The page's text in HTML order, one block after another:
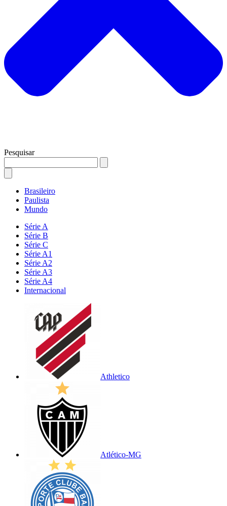
Pesquisar
Brasileiro
Paulista
Mundo
Série A
Série B
Série C
Série A1
Série A2
Série A3
Série A4
Internacional
Athletico
Atlético-MG